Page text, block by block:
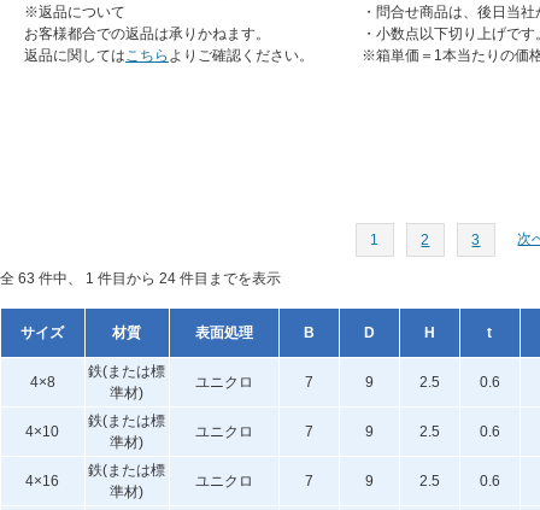
※返品について
お客様都合での返品は承りかねます。
返品に関してはこちら よりご確認ください。
・問合せ商品は、後日当
・小数点以下切り上げです
※箱単価＝1本当たりの価
1 2 3 次
全 63 件中、 1 件目から 24 件目までを表示
サイズ 材質 表面処理 B D H t
4×8
鉄(または標
準材)
ユニクロ 7 9 2.5 0.6
4×10
鉄(または標
準材)
ユニクロ 7 9 2.5 0.6
4×16
鉄(または標
準材)
ユニクロ 7 9 2.5 0.6